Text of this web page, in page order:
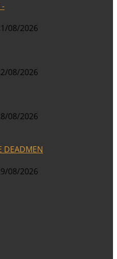
-
08/2026
08/2026
08/2026
DEADMEN
08/2026